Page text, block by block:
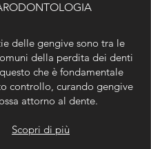
delle gengive sono tra le
della perdita dei denti
che è fondamentale
controllo, curando gengive
attorno al dente.
Scopri di più